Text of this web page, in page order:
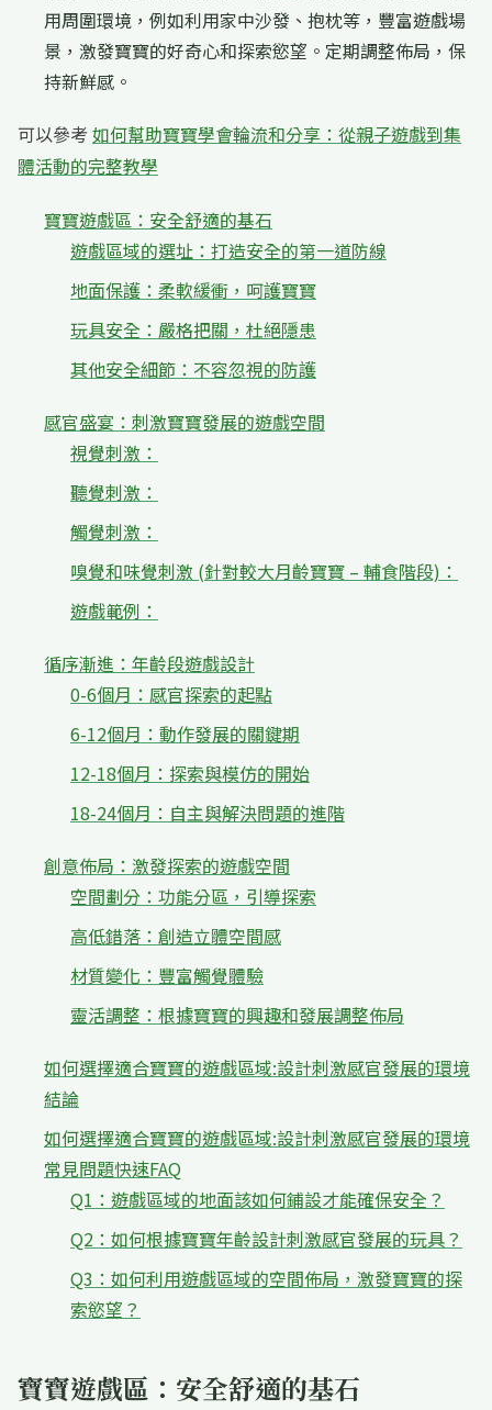
用周圍環境，例如利用家中沙發、抱枕等，豐富遊戲場
景，激發寶寶的好奇心和探索慾望。定期調整佈局，保
持新鮮感。
可以參考如何幫助寶寶學會輪流和分享：從親子遊戲到集
體活動的完整教學
寶寶遊戲區：安全舒適的基石
遊戲區域的選址：打造安全的第一道防線
地面保護：柔軟緩衝，呵護寶寶
玩具安全：嚴格把關，杜絕隱患
其他安全細節：不容忽視的防護
感官盛宴：刺激寶寶發展的遊戲空間
視覺刺激：
聽覺刺激：
觸覺刺激：
嗅覺和味覺刺激 (針對較大月齡寶寶 – 輔食階段)：
遊戲範例：
循序漸進：年齡段遊戲設計
0-6個月：感官探索的起點
6-12個月：動作發展的關鍵期
12-18個月：探索與模仿的開始
18-24個月：自主與解決問題的進階
創意佈局：激發探索的遊戲空間
空間劃分：功能分區，引導探索
高低錯落：創造立體空間感
材質變化：豐富觸覺體驗
靈活調整：根據寶寶的興趣和發展調整佈局
如何選擇適合寶寶的遊戲區域:設計刺激感官發展的環境
結論
如何選擇適合寶寶的遊戲區域:設計刺激感官發展的環境
常見問題快速FAQ
Q1：遊戲區域的地面該如何鋪設才能確保安全？
Q2：如何根據寶寶年齡設計刺激感官發展的玩具？
Q3：如何利用遊戲區域的空間佈局，激發寶寶的探
索慾望？
寶寶遊戲區：安全舒適的基石